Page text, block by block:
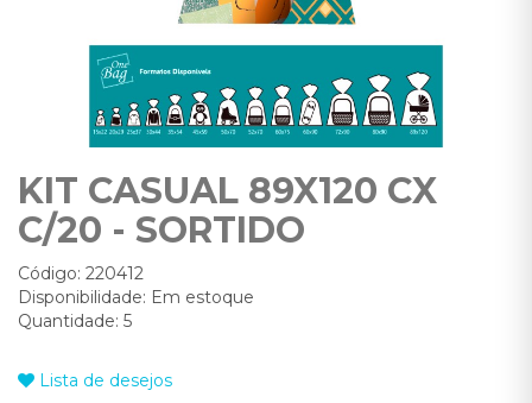
KIT CASUAL 89X120 CX
C/20 - SORTIDO
Código: 220412
Disponibilidade: Em estoque
Quantidade: 5
Lista de desejos